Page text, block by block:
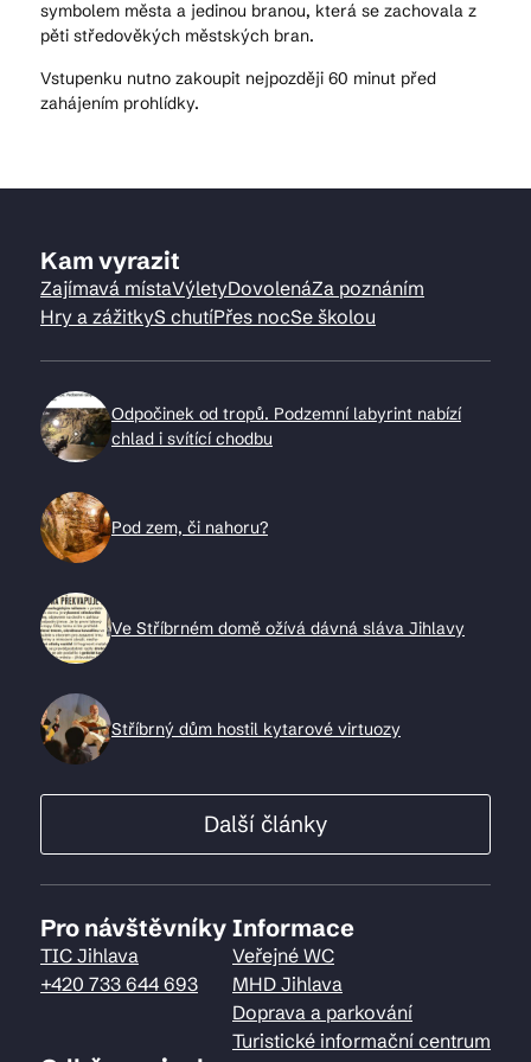
symbolem města a jedinou branou, která se zachovala z
pěti středověkých městských bran.
Vstupenku nutno zakoupit nejpozději 60 minut před
zahájením prohlídky.
Kam vyrazit
Zajímavá místaVýletyDovolenáZa poznáním
Hry a zážitkyS chutíPřes nocSe školou
Odpočinek od tropů. Podzemní labyrint nabízí
chlad i svítící chodbu
Pod zem, či nahoru?
Ve Stříbrném domě ožívá dávná sláva Jihlavy
Stříbrný dům hostil kytarové virtuozy
Další články
Pro návštěvníky
TIC Jihlava
+420 733 644 693
Informace
Veřejné WC
MHD Jihlava
Doprava a parkování
Turistické informační centrum